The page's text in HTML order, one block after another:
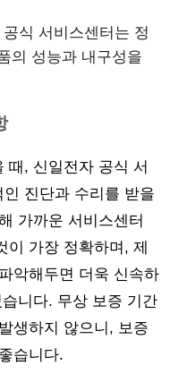
식 서비스센터는 정
의 성능과 내구성을
때, 신일전자 공식 서
진단과 수리를 받을
가까운 서비스센터
이 가장 정확하며, 제
악해두면 더욱 신속하
니다. 무상 보증 기간
생하지 않으니, 보증
습니다.